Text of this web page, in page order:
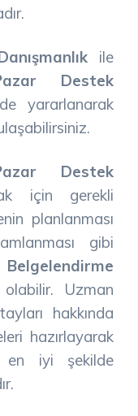
ile
Destek
yararlanarak
Destek
için gerekli
planlanması
gibi
olabilir. Uzman
hakkında
hazırlayarak
en iyi şekilde